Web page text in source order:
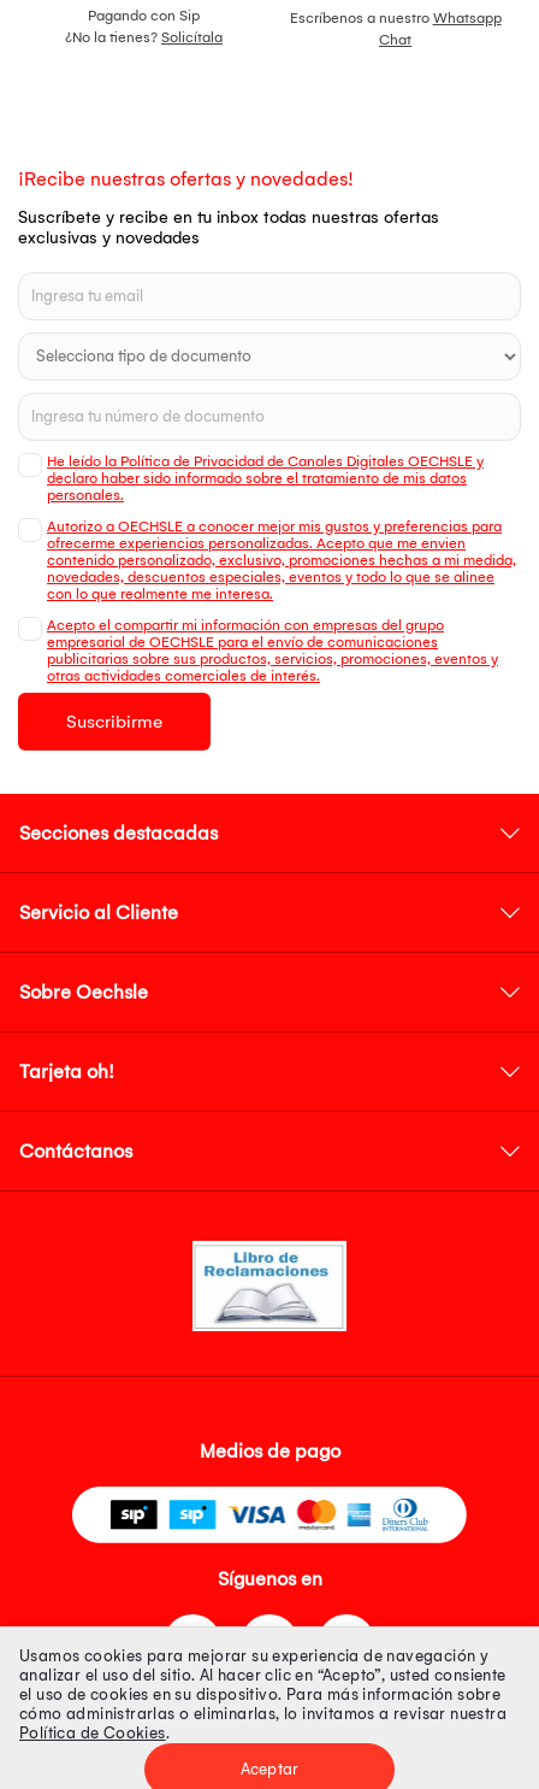
Pagando con Sip
¿No la tienes? Solicítala
Escríbenos a nuestro Whatsapp
Chat
¡Recibe nuestras ofertas y novedades!
Suscríbete y recibe en tu inbox todas nuestras ofertas
exclusivas y novedades
He leído la Política de Privacidad de Canales Digitales OECHSLE y
declaro haber sido informado sobre el tratamiento de mis datos
personales.
Autorizo a OECHSLE a conocer mejor mis gustos y preferencias para
ofrecerme experiencias personalizadas. Acepto que me envien
contenido personalizado, exclusivo, promociones hechas a mi medida,
novedades, descuentos especiales, eventos y todo lo que se alinee
con lo que realmente me interesa.
Acepto el compartir mi información con empresas del grupo
empresarial de OECHSLE para el envío de comunicaciones
publicitarias sobre sus productos, servicios, promociones, eventos y
otras actividades comerciales de interés.
Suscribirme
Secciones destacadas
Servicio al Cliente
Sobre Oechsle
Tarjeta oh!
Contáctanos
Medios de pago
Síguenos en
Tienda 100% Segura
Usamos cookies para mejorar su experiencia de navegación y
analizar el uso del sitio. Al hacer clic en “Acepto”, usted consiente
el uso de cookies en su dispositivo. Para más información sobre
cómo administrarlas o eliminarlas, lo invitamos a revisar nuestra
Política de Cookies.
Aceptar